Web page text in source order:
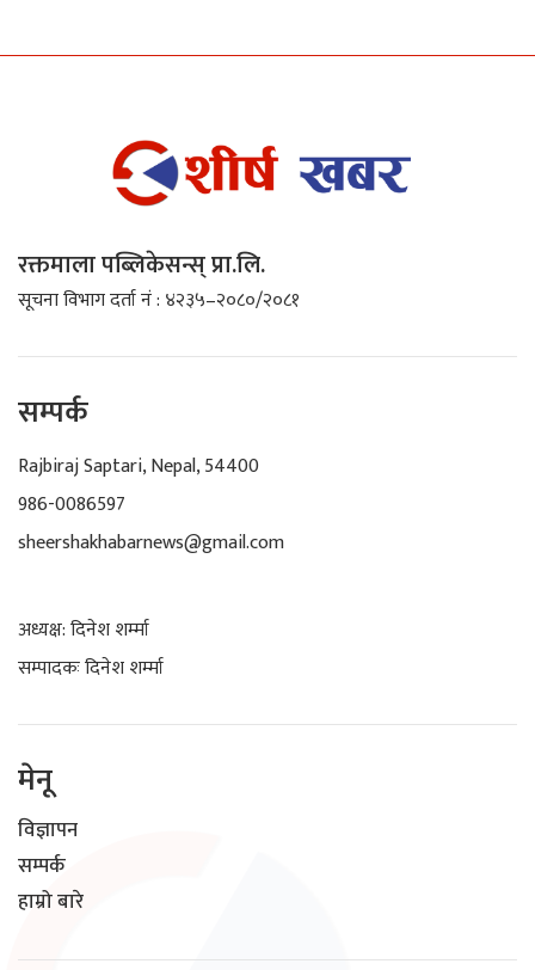
रक्तमाला पब्लिकेसन्स् प्रा.लि.
सूचना विभाग दर्ता नं : ४२३५–२०८०/२०८१
सम्पर्क
Rajbiraj Saptari, Nepal, 54400
986-0086597
sheershakhabarnews@gmail.com
अध्यक्ष: दिनेश शर्म्मा
सम्पादकः दिनेश शर्म्मा
मेनू
विज्ञापन
सम्पर्क
हाम्रो बारे